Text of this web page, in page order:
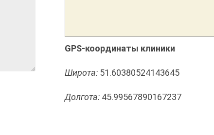
GPS-координаты клиники
Широта: 51.60380524143645
Долгота: 45.99567890167237